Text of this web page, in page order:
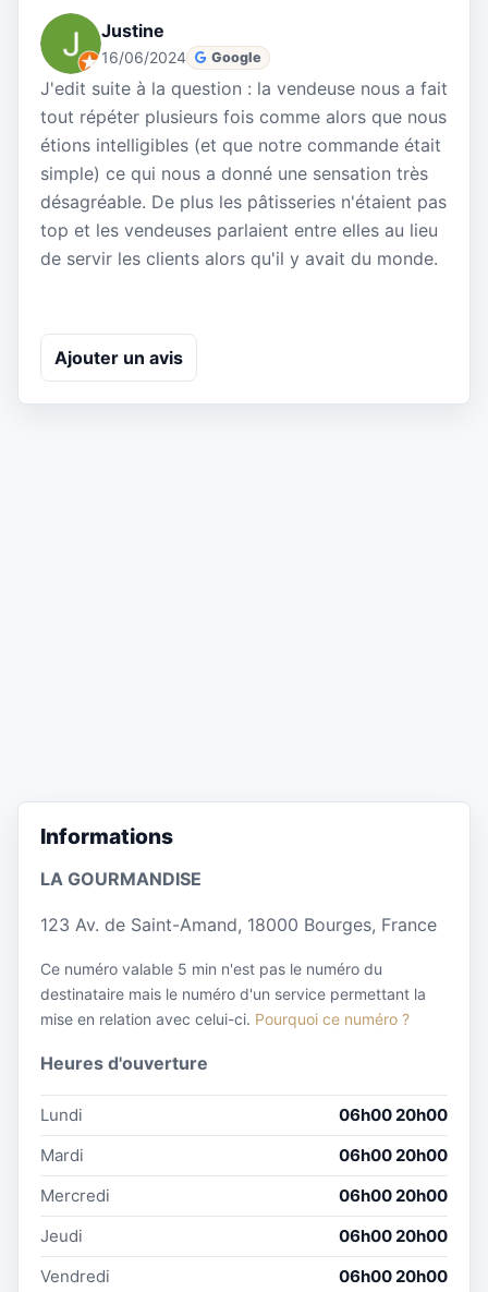
Justine
16/06/2024 Google
J'edit suite à la question : la vendeuse nous a fait
tout répéter plusieurs fois comme alors que nous
étions intelligibles (et que notre commande était
simple) ce qui nous a donné une sensation très
désagréable. De plus les pâtisseries n'étaient pas
top et les vendeuses parlaient entre elles au lieu
de servir les clients alors qu'il y avait du monde.
Ajouter un avis
Informations
LA GOURMANDISE
123 Av. de Saint-Amand, 18000 Bourges, France
Ce numéro valable 5 min n'est pas le numéro du
destinataire mais le numéro d'un service permettant la
mise en relation avec celui-ci. Pourquoi ce numéro ?
Heures d'ouverture
Lundi
06h00 20h00
Mardi
06h00 20h00
Mercredi
06h00 20h00
Jeudi
06h00 20h00
Vendredi
06h00 20h00